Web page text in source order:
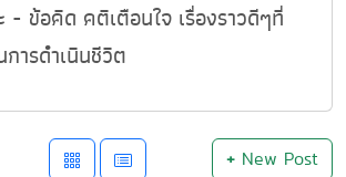
- ข้อคิด คติเตือนใจ เรื่องราวดีๆที่
การดำเนินชีวิต
+New Post